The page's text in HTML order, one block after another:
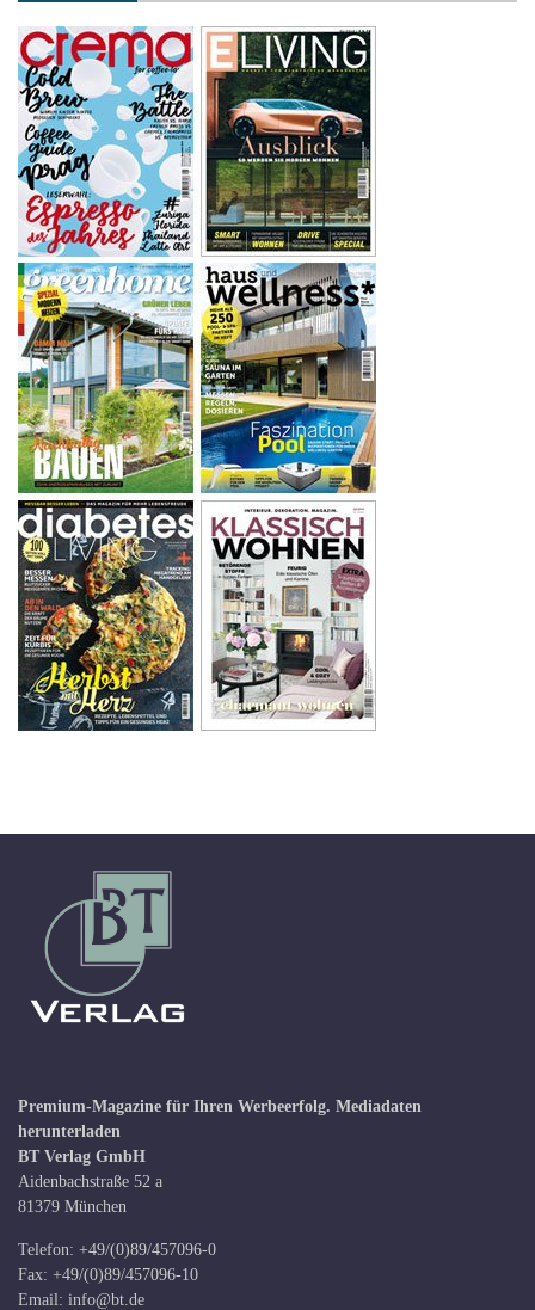
Premium-Magazine für Ihren Werbeerfolg. Mediadaten
herunterladen
BT Verlag GmbH
Aidenbachstraße 52 a
81379 München
Telefon: +49/(0)89/457096-0
Fax: +49/(0)89/457096-10
Email: info@bt.de